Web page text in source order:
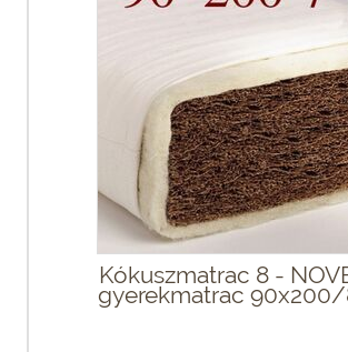
Kókuszmatrac 8 -
gyerekmatrac